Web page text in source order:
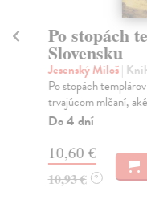
Po stopách
Slovensku
Jesenský Miloš|
Po stopách
trvajúcom mlčaní,
Do 4 dní
10,60 €
10,93 € ?